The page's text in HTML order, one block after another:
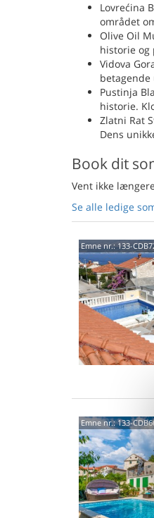
Lovrećina
området
Olive Oil
historie og
Vidova
Pustinja
historie.
Zlatni Rat
Dens
Book dit
Vent ikke
Se alle ledige
Emne nr.:133-
Emne nr.:133-